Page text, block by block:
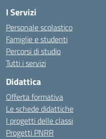
I Servizi
Personale scolastico
Famiglie e studenti
Percorsi di studio
Tutti i servizi
Didattica
Offerta formativa
Le schede didattiche
I progetti delle classi
Progetti PNRR